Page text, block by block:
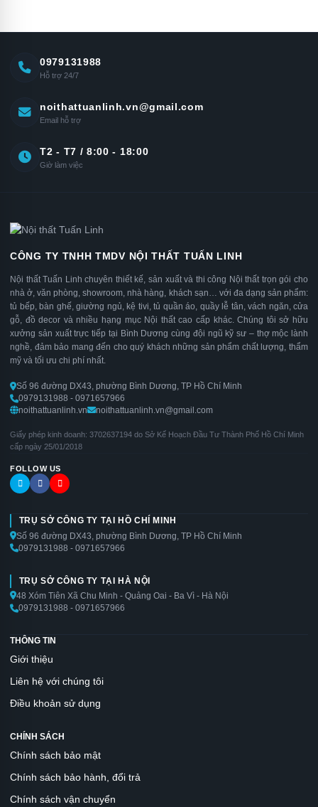
0979131988
Hỗ trợ 24/7
noithattuanlinh.vn@gmail.com
Email hỗ trợ
T2 - T7 / 8:00 - 18:00
Giờ làm việc
CÔNG TY TNHH TMDV NỘI THẤT TUẤN LINH
Nội thất Tuấn Linh chuyên thiết kế, sản xuất và thi công Nội thất trọn gói cho
nhà ở, văn phòng, showroom, nhà hàng, khách sạn… với đa dạng sản phẩm:
tủ bếp, bàn ghế, giường ngủ, kệ tivi, tủ quần áo, quầy lễ tân, vách ngăn, cửa
gỗ, đồ decor và nhiều hạng mục Nội thất cao cấp khác. Chúng tôi sở hữu
xưởng sản xuất trực tiếp tại Bình Dương cùng đội ngũ kỹ sư – thợ mộc lành
nghề, đảm bảo mang đến cho quý khách những sản phẩm chất lượng, thẩm
mỹ và tối ưu chi phí nhất.
Số 96 đường DX43, phường Bình Dương, TP Hồ Chí Minh
0979131988 - 0971657966
noithattuanlinh.vn
noithattuanlinh.vn@gmail.com
Giấy phép kinh doanh: 3702637194 do Sở Kế Hoạch Đầu Tư Thành Phố Hồ Chí Minh
cấp ngày 25/01/2018
FOLLOW US
TRỤ SỞ CÔNG TY TẠI HỒ CHÍ MINH
Số 96 đường DX43, phường Bình Dương, TP Hồ Chí Minh
0979131988 - 0971657966
TRỤ SỞ CÔNG TY TẠI HÀ NỘI
48 Xóm Tiên Xã Chu Minh - Quảng Oai - Ba Vì - Hà Nội
0979131988 - 0971657966
THÔNG TIN
Giới thiệu
Liên hệ với chúng tôi
Điều khoản sử dụng
CHÍNH SÁCH
Chính sách bảo mật
Chính sách bảo hành, đổi trả
Chính sách vận chuyển